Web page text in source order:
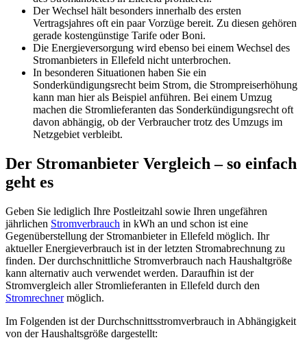
Der Wechsel hält besonders innerhalb des ersten
Vertragsjahres oft ein paar Vorzüge bereit. Zu diesen gehören
gerade kostengünstige Tarife oder Boni.
Die Energieversorgung wird ebenso bei einem Wechsel des
Stromanbieters in Ellefeld nicht unterbrochen.
In besonderen Situationen haben Sie ein
Sonderkündigungsrecht beim Strom, die Strompreiserhöhung
kann man hier als Beispiel anführen. Bei einem Umzug
machen die Stromlieferanten das Sonderkündigungsrecht oft
davon abhängig, ob der Verbraucher trotz des Umzugs im
Netzgebiet verbleibt.
Der Stromanbieter Vergleich – so einfach
geht es
Geben Sie lediglich Ihre Postleitzahl sowie Ihren ungefähren
jährlichen Stromverbrauch in kWh an und schon ist eine
Gegenüberstellung der Stromanbieter in Ellefeld möglich. Ihr
aktueller Energieverbrauch ist in der letzten Stromabrechnung zu
finden. Der durchschnittliche Stromverbrauch nach Haushaltgröße
kann alternativ auch verwendet werden. Daraufhin ist der
Stromvergleich aller Stromlieferanten in Ellefeld durch den
Stromrechnermöglich.
Im Folgenden ist der Durchschnittsstromverbrauch in Abhängigkeit
von der Haushaltsgröße dargestellt: